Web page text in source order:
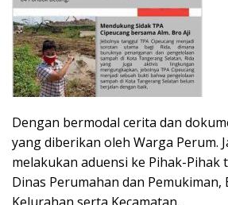
Dengan bermodal cerita dan
yang diberikan oleh Warga Perum.
melakukan aduensi ke Pihak-Pihak
Dinas Perumahan dan Pemukiman,